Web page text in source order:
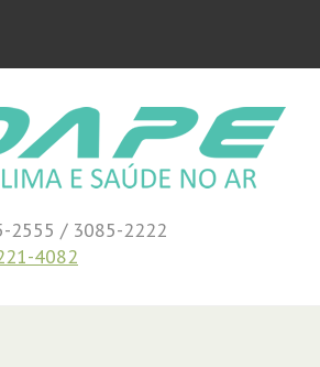
2555 / 3085-2222
4082